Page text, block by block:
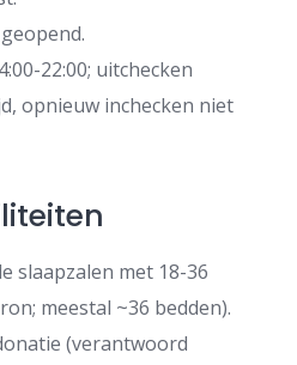
22:00; uitchecken
opnieuw inchecken niet
slaapzalen met 18-36
meestal ~36 bedden).
(verantwoord